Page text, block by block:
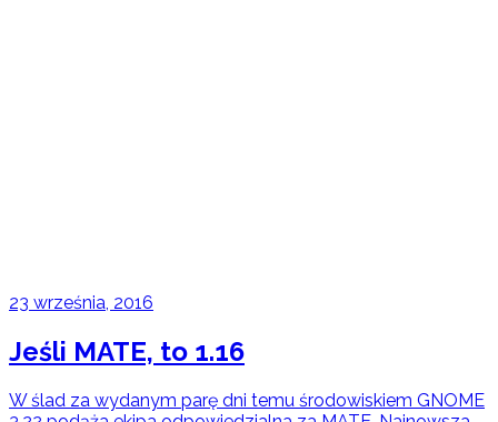
23 września, 2016
Jeśli MATE, to 1.16
W ślad za wydanym parę dni temu środowiskiem GNOME